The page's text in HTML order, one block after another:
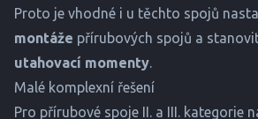
Proto je vhodné i u těchto spojů
montáže přírubových spojů a
utahovací momenty.
Malé komplexní řešení
Pro přírubové spoje II. a III. kategorie